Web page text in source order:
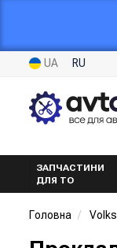
UA RU
ЗАПЧАСТИНИ
ДЛЯ ТО
Головна